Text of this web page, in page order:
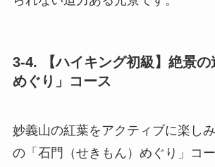
3-4. 【ハイキング初級】絶景の
めぐり」コース
妙義山の紅葉をアクティブに楽し
の「石門（せきもん）めぐり」コ